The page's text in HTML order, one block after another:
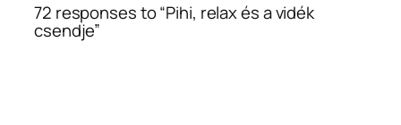
72 responses to “Pihi, relax és a vidék
csendje”